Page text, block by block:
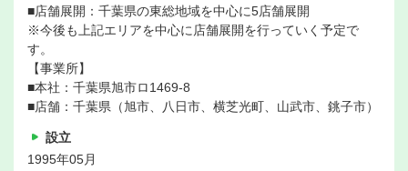
■店舗展開：千葉県の東総地域を中心に5店舗展開
※今後も上記エリアを中心に店舗展開を行っていく予定で
す。
【事業所】
■本社：千葉県旭市ロ1469-8
■店舗：千葉県（旭市、八日市、横芝光町、山武市、銚子市）
設立
1995年05月